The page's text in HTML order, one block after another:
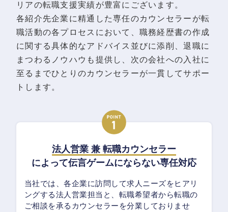
リアの転職支援実績が豊富にございます。
各紹介先企業に精通した専任のカウンセラーが転
職活動の各プロセスにおいて、職務経歴書の作成
に関する具体的なアドバイス並びに添削、退職に
まつわるノウハウも提供し、次の会社への入社に
至るまでひとりのカウンセラーが一貫してサポー
トします。
法人営業 兼 転職カウンセラー
によって伝言ゲームにならない専任対応
当社では、各企業に訪問して求人ニーズをヒアリ
ングする法人営業担当と、転職希望者から転職の
ご相談を承るカウンセラーを分業しておりませ